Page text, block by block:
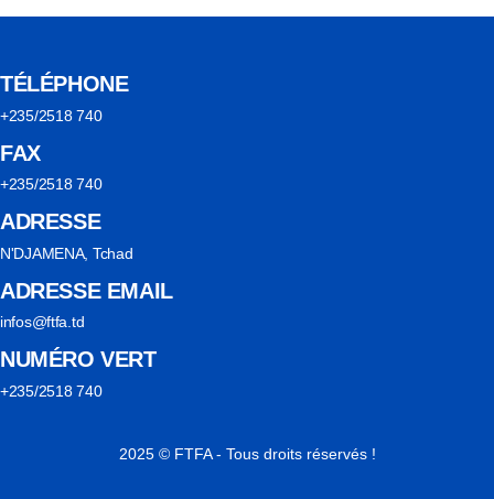
TÉLÉPHONE
+235/2518 740
FAX
+235/2518 740
ADRESSE
N'DJAMENA, Tchad
ADRESSE EMAIL
infos@ftfa.td
NUMÉRO VERT
+235/2518 740
2025 © FTFA - Tous droits réservés !